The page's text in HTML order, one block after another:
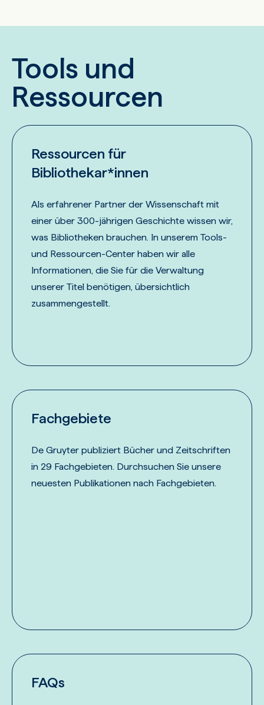
Tools und
Ressourcen
Ressourcen für
Bibliothekar*innen
Als erfahrener Partner der Wissenschaft mit
einer über 300-jährigen Geschichte wissen wir,
was Bibliotheken brauchen. In unserem Tools-
und Ressourcen-Center haben wir alle
Informationen, die Sie für die Verwaltung
unserer Titel benötigen, übersichtlich
zusammengestellt.
Fachgebiete
De Gruyter publiziert Bücher und Zeitschriften
in 29 Fachgebieten. Durchsuchen Sie unsere
neuesten Publikationen nach Fachgebieten.
FAQs